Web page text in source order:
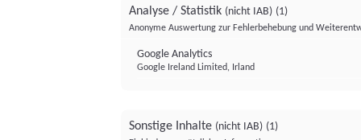
Analyse / Statistik (nicht IAB) (1)
Anonyme Auswertung zur Fehlerbehebung und
Google Analytics
Google Ireland Limited, Irland
Sonstige Inhalte (nicht IAB) (1)